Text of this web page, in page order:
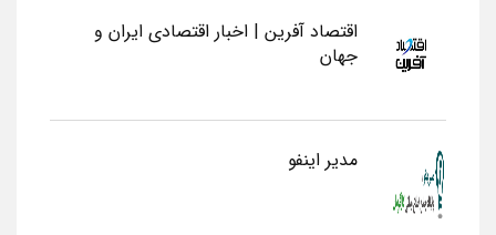
اقتصاد آفرین | اخبار اقتصادی ایران و
جهان
مدیر اینفو